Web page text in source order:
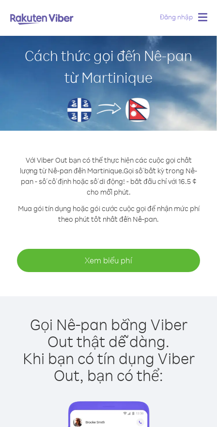
Đăng nhập
Cách thức gọi đến Nê-pan
từ Martinique
Với Viber Out bạn có thể thực hiện các cuộc gọi chất
lượng từ Nê-pan đến Martinique.Gọi số bất kỳ trong Nê-
pan - số cố định hoặc số di động! - bắt đầu chỉ với 16.5 ¢
cho mỗi phút.
Mua gói tín dụng hoặc gói cước cuộc gọi để nhận mức phí
theo phút tốt nhất đến Nê-pan.
Xem biểu phí
Gọi Nê-pan bằng Viber
Out thật dễ dàng.
Khi bạn có tín dụng Viber
Out, bạn có thể: